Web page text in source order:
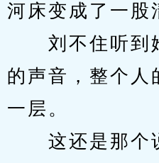
河床变成了一股
刘不住听到
的声音，整个人
一层。
这还是那个